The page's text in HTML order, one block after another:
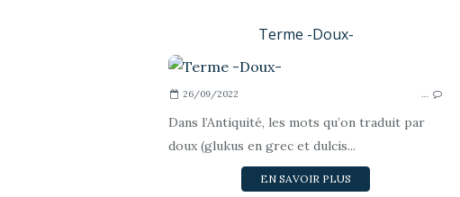
Terme -Doux-
26/09/2022 …
Dans l’Antiquité, les mots qu’on traduit par
doux (glukus en grec et dulcis...
EN SAVOIR PLUS